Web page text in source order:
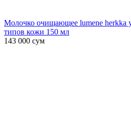
Молочко очищающее lumene herkka
типов кожи 150 мл
143 000 сум